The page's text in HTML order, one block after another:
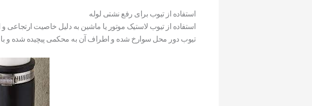
استفاده از تیوب برای رفع نشتی لوله
استفاده از تیوب لاستیک موتور یا ماشین به دلیل خاصیت
تیوب دور محل سوارخ شده و اطراف آن به محکمی پیچیده شده و